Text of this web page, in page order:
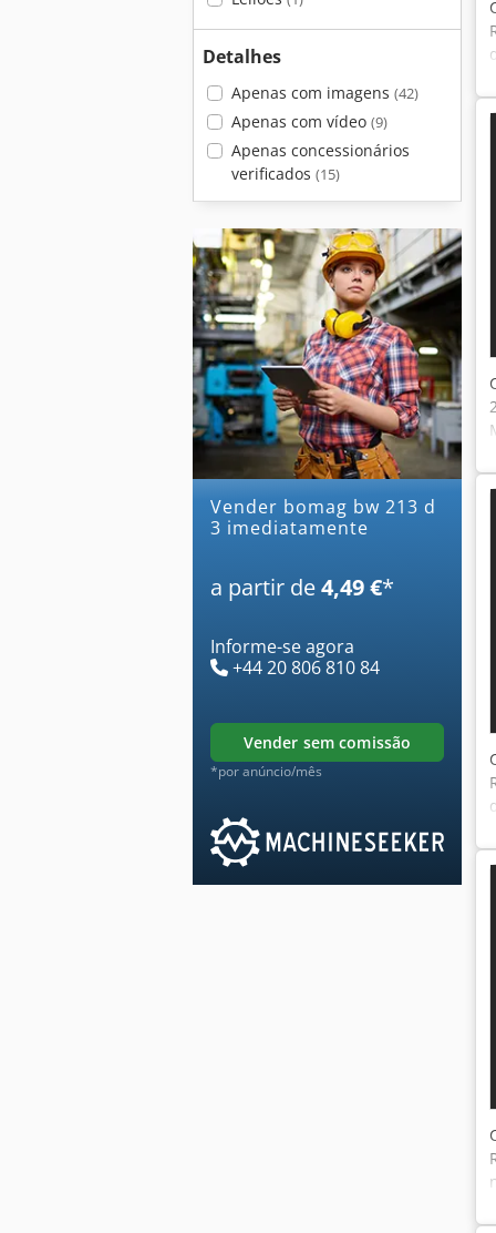
Detalhes
Apenas com imagens (42)
Apenas com vídeo (9)
Apenas concessionários
verificados (15)
Vender bomag bw 213 d
3 imediatamente
a partir de4,49 €*
Informe-se agora
+44 20 806 810 84
vender sem comissão
*por anúncio/mês